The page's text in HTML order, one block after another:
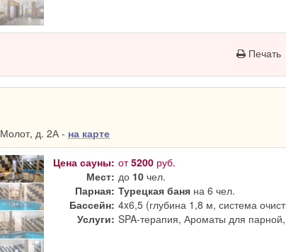
Печать
д. 2А - на карте
Цена сауны: от5200 руб.
Мест: до 10 чел.
Парная: Турецкая баня на 6 чел.
Бассейн: 4x6,5 (глубина 1,8 м, система
Услуги: SPA-терапия, Ароматы для